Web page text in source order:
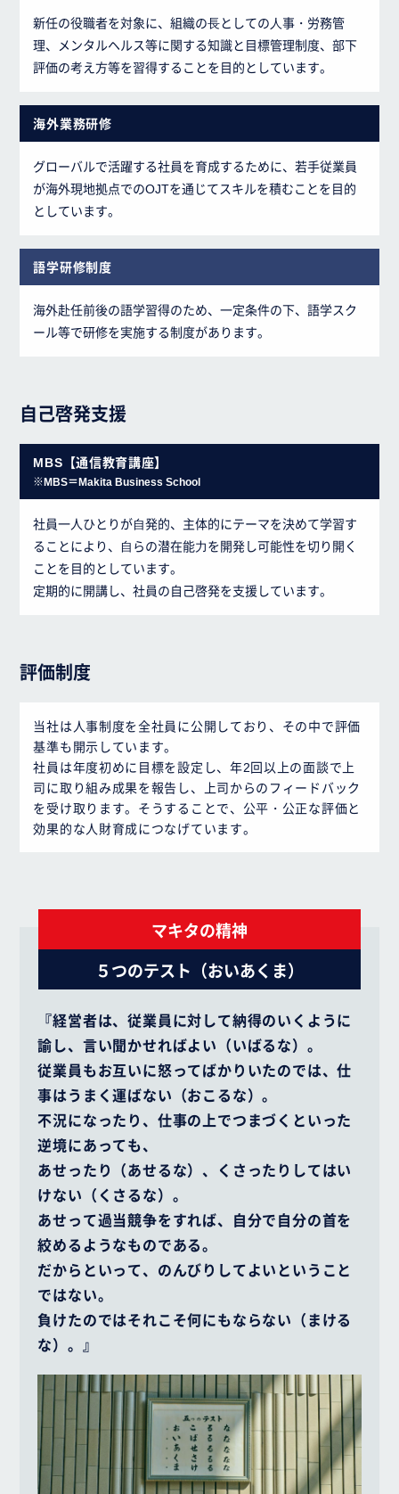
新任の役職者を対象に、組織の⻑としての⼈事・労務管
理、メンタルヘルス等に関する知識と目標管理制度、部下
評価の考え方等を習得することを目的としています。
海外業務研修
グローバルで活躍する社員を育成するために、若手従業員
が海外現地拠点でのOJTを通じてスキルを積むことを目的
としています。
語学研修制度
海外赴任前後の語学習得のため、一定条件の下、語学スク
ール等で研修を実施する制度があります。
自己啓発支援
MBS【通信教育講座】
※MBS＝Makita Business School
社員一人ひとりが⾃発的、主体的にテーマを決めて学習す
ることにより、⾃らの潜在能⼒を開発し可能性を切り開く
ことを目的としています。
定期的に開講し、社員の自己啓発を支援しています。
評価制度
当社は人事制度を全社員に公開しており、その中で評価
基準も開示しています。
社員は年度初めに目標を設定し、年2回以上の面談で上
司に取り組み成果を報告し、上司からのフィードバック
を受け取ります。そうすることで、公平・公正な評価と
効果的な人財育成につなげています。
マキタの精神
５つのテスト（おいあくま）
『経営者は、従業員に対して納得のいくように
諭し、言い聞かせればよい（いばるな）。
従業員もお互いに怒ってばかりいたのでは、仕
事はうまく運ばない（おこるな）。
不況になったり、仕事の上でつまづくといった
逆境にあっても、
あせったり（あせるな）、くさったりしてはい
けない（くさるな）。
あせって過当競争をすれば、自分で自分の首を
絞めるようなものである。
だからといって、のんびりしてよいということ
ではない。
負けたのではそれこそ何にもならない（まける
な）。』